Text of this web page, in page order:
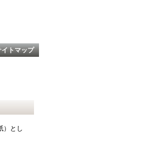
イトマップ
）とし